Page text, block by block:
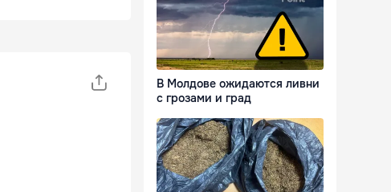
В Молдове ожидаются ливни
с грозами и град